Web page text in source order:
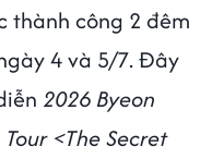
thành công 2 đêm
4 và 5/7. Đây
2026 Byeon
<The Secret